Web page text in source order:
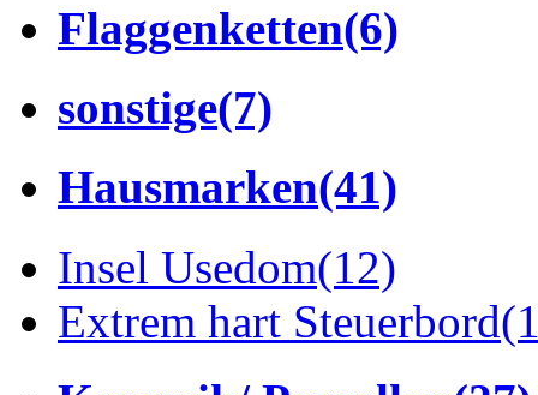
Flaggenketten(6)
sonstige(7)
Hausmarken(41)
Insel Usedom(12)
Extrem hart Steuerbord